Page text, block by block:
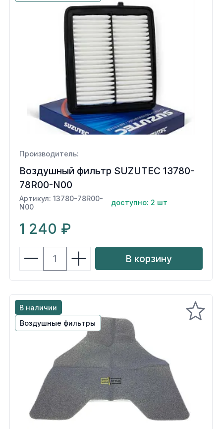
Производитель:
Воздушный фильтр SUZUTEC 13780-
78R00-N00
Артикул: 13780-78R00-
N00
доступно: 2 шт
1 240 ₽
В корзину
В наличии
Воздушные фильтры